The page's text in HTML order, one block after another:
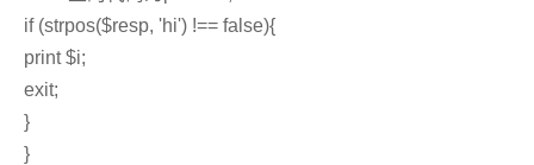
if (strpos($resp, 'hi') !== false){
print $i;
exit;
}
}